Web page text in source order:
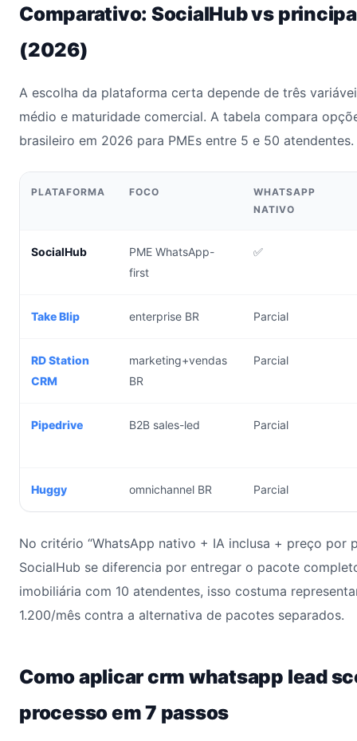
Comparativo: SocialHub vs
(2026)
A escolha da plataforma certa depende de três
médio e maturidade comercial. A tabela compara
brasileiro em 2026 para PMEs entre 5 e 50 atendentes.
PLATAFORMA FOCO
WHATSAPP
NATIVO
SocialHub
PME WhatsApp-
first
✅
Take Blip enterprise BR Parcial
RD Station
CRM
marketing+vendas
BR
Parcial
Pipedrive B2B sales-led Parcial
Huggy omnichannel BR Parcial
No critério “WhatsApp nativo + IA inclusa + preço por
SocialHub se diferencia por entregar o pacote
imobiliária com 10 atendentes, isso costuma
1.200/mês contra a alternativa de pacotes separados.
Como aplicar crm whatsapp lead
processo em 7 passos